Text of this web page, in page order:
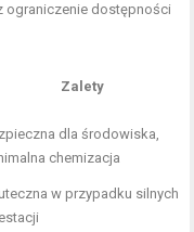
ograniczenie dostępności
Zalety
dla środowiska,
chemizacja
w przypadku silnych